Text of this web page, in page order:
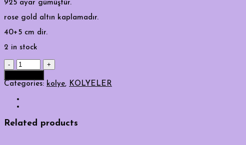
925 ayar gümüştür.
rose gold altın kaplamadır.
40+5 cm dir.
2 in stock
Kuyruklu
yıldız
quantity
Categories: kolye, KOLYELER
Related products